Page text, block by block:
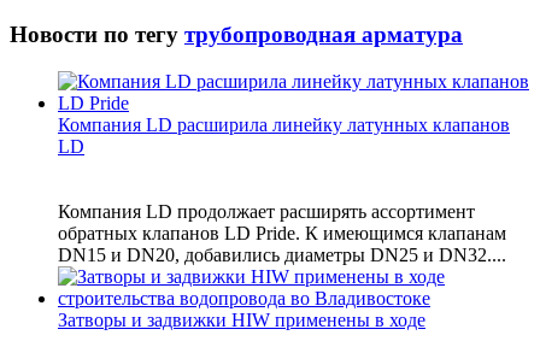
Новости по тегу трубопроводная арматура
Компания LD расширила линейку латунных клапанов
LD
Компания LD продолжает расширять ассортимент
обратных клапанов LD Pride. К имеющимся клапанам
DN15 и DN20, добавились диаметры DN25 и DN32....
Затворы и задвижки HIW применены в ходе